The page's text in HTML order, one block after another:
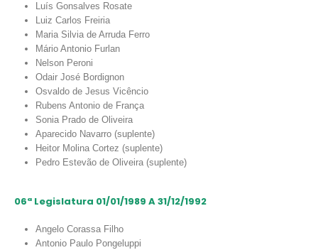
Luís Gonsalves Rosate
Luiz Carlos Freiria
Maria Silvia de Arruda Ferro
Mário Antonio Furlan
Nelson Peroni
Odair José Bordignon
Osvaldo de Jesus Vicêncio
Rubens Antonio de França
Sonia Prado de Oliveira
Aparecido Navarro (suplente)
Heitor Molina Cortez (suplente)
Pedro Estevão de Oliveira (suplente)
06ª Legislatura 01/01/1989 A 31/12/1992
Angelo Corassa Filho
Antonio Paulo Pongeluppi